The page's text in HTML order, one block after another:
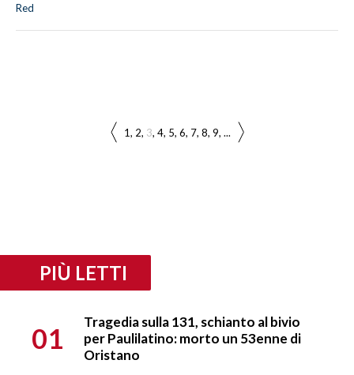
Red
1 2 3 4 5 6 7 8 9 ...
PIÙ LETTI
01
Tragedia sulla 131, schianto al bivio
per Paulilatino: morto un 53enne di
Oristano